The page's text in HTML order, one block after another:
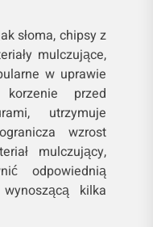
słoma, chipsy z
mulczujące,
w uprawie
przed
utrzymuje
wzrost
mulczujący,
odpowiednią
kilka